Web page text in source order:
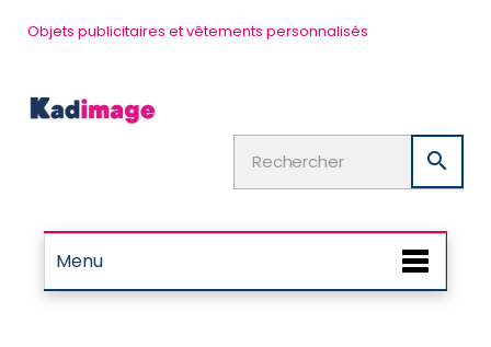
Objets publicitaires et vêtements personnalisés

Menu